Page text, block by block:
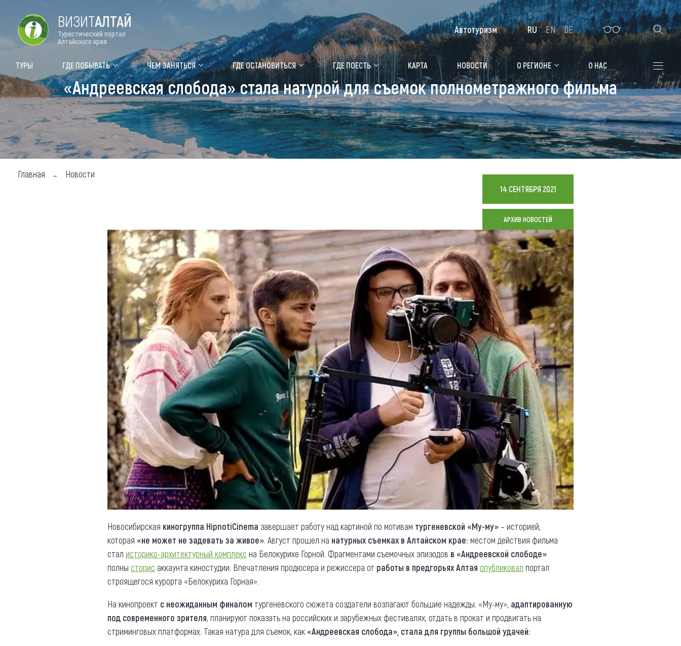
Цветение маральника Медицинский форум Алтайская зимовка
Туры Где побывать
Объекты природы
Объекты истории и культуры
Объекты развлечений
Чем заняться
Календарь событий
Аудиогид
Мой маршрут
Где остановиться
Санатории
Гостиницы, отели
Коттеджи, базы
Сельские усадьбы
Мотели, придорожные отели
Придорожные кафе
Карта
Новости
Что привезти (сувениры)
О регионе
Общая информация
Как добраться
Люди, прославившие Алтай
Карты и буклеты
Коллекция впечатлений
Блог путешественника
Видеогалерея
Фотогалерея
Другие рубрики
Реестр туроператоров
Реестр туристических
агентств Алтайского края
Обращения граждан
Противодействие коррупции
ВИЗИТАЛТАЙ
Туристический портал
Алтайского края
ТУРЫ ГДЕ ПОБЫВАТЬ ЧЕМ ЗАНЯТЬСЯ ГДЕ ОСТАНОВИТЬСЯ ГДЕ ПОЕСТЬ КАРТА НОВОСТИ О РЕГИОНЕ О НАС
Автотуризм RU EN DE
«Андреевская слобода» стала натурой для съемок полнометражного фильма
Главная Новости
14 СЕНТЯБРЯ 2021
АРХИВ НОВОСТЕЙ
Новосибирская киногруппа HipnotiCinema завершает работу над картиной по мотивам тургеневской «Му-му» – историей,
которая «не может не задевать за живое». Август прошел на натурных съемках в Алтайском крае: местом действия фильма
стал историко-архитектурный комплекс на Белокурихе Горной. Фрагментами съемочных эпизодов в «Андреевской слободе»
полны сторис аккаунта киностудии. Впечатления продюсера и режиссера от работы в предгорьях Алтая опубликовал портал
строящегося курорта «Белокуриха Горная».
На кинопроект с неожиданным финалом тургеневского сюжета создатели возлагают большие надежды. «Му-му», адаптированную
под современного зрителя, планируют показать на российских и зарубежных фестивалях, отдать в прокат и продвигать на
стриминговых платформах. Такая натура для съемок, как «Андреевская слобода», стала для группы большой удачей: